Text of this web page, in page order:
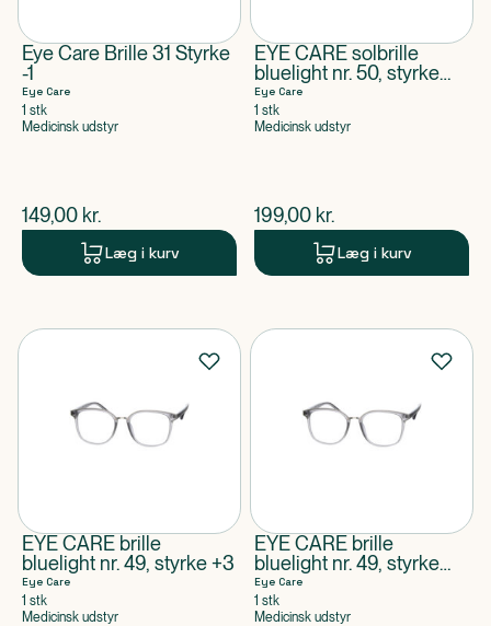
Eye Care Brille 31 Styrke
-1
Eye Care
1 stk
Medicinsk udstyr
$nuværende pris
149,00 kr.
Læg i kurv
EYE CARE solbrille
bluelight nr. 50, styrke
+3,5
Eye Care
1 stk
Medicinsk udstyr
$nuværende pris
199,00 kr.
Læg i kurv
EYE CARE brille
bluelight nr. 49, styrke +3
Eye Care
1 stk
Medicinsk udstyr
EYE CARE brille
bluelight nr. 49, styrke
+2,5
Eye Care
1 stk
Medicinsk udstyr